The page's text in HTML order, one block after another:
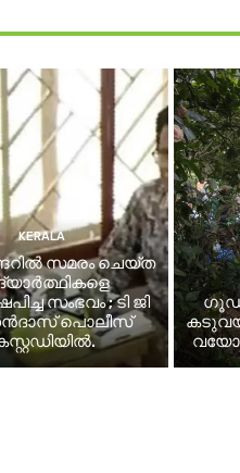
KERALA
സമരം ചെയ്ത
സംഭവം ; ടി ജി
പൊലീസ്